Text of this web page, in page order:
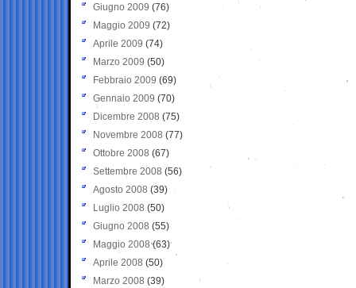
Giugno 2009 (76)
Maggio 2009 (72)
Aprile 2009 (74)
Marzo 2009 (50)
Febbraio 2009 (69)
Gennaio 2009 (70)
Dicembre 2008 (75)
Novembre 2008 (77)
Ottobre 2008 (67)
Settembre 2008 (56)
Agosto 2008 (39)
Luglio 2008 (50)
Giugno 2008 (55)
Maggio 2008(63)
Aprile 2008 (50)
Marzo 2008 (39)